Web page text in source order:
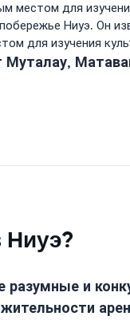
местом для
Ниуэ. Он
для изучения
Ниуэ?
разумные и